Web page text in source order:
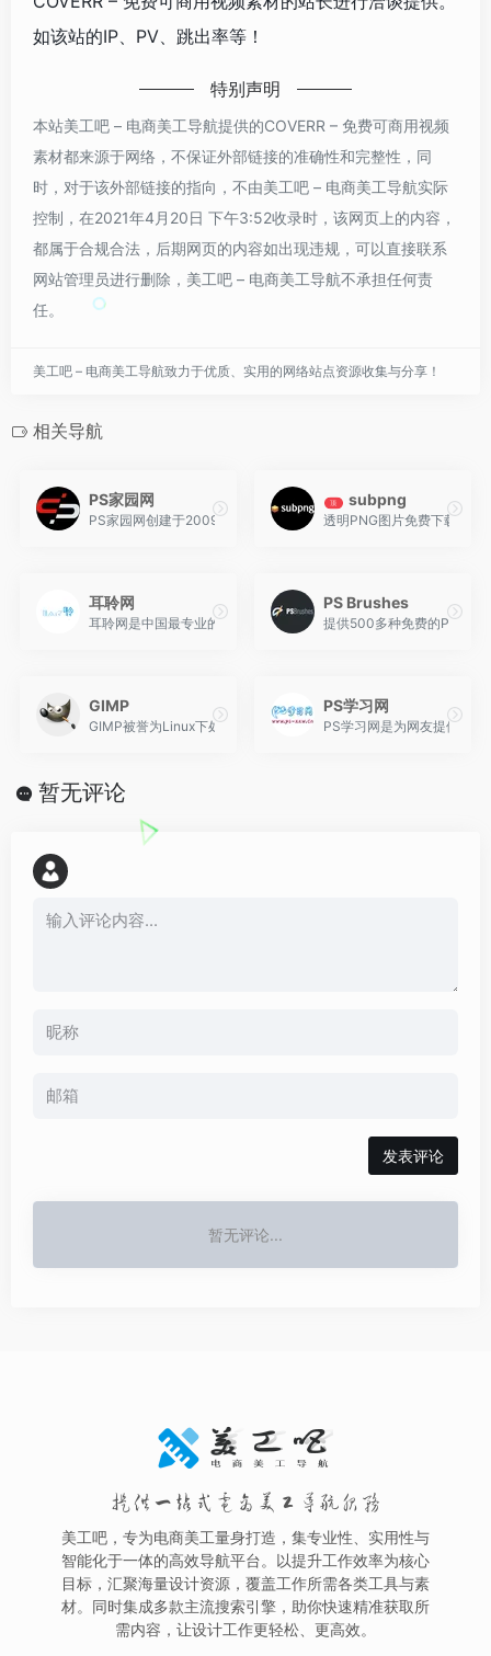
如该站的IP、PV、跳出率等！
特别声明
本站美工吧 – 电商美工导航提供的COVERR – 免费可商用视频
素材都来源于网络，不保证外部链接的准确性和完整性，同
时，对于该外部链接的指向，不由美工吧 – 电商美工导航实际
控制，在2021年4月20日 下午3:52收录时，该网页上的内容，
都属于合规合法，后期网页的内容如出现违规，可以直接联系
网站管理员进行删除，美工吧 – 电商美工导航不承担任何责
任。
美工吧 – 电商美工导航致力于优质、实用的网络站点资源收集与分享！
相关导航
PS家园网
PS家园网创建于2009年，致力于为PS爱好者提供大量、免费、优质
顶 subpng
透明PNG图片免费下载。免
耳聆网
耳聆网是中国最专业的声音分享平台，汇聚国内众多专业录音师和
PS Brushes
提供500多种免费的
GIMP
GIMP被誉为Linux下处理图像的法宝，是Linux下的Photoshop。
PS学习网
PS学习网是为网友提供PS
暂无评论
发表评论
暂无评论...
提供一站式电商美工导航服务
美工吧，专为电商美工量身打造，集专业性、实用性与
智能化于一体的高效导航平台。以提升工作效率为核心
目标，汇聚海量设计资源，覆盖工作所需各类工具与素
材。同时集成多款主流搜索引擎，助你快速精准获取所
需内容，让设计工作更轻松、更高效。